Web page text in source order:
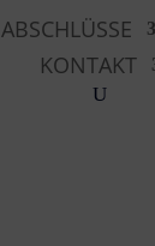
ABSCHLÜSSE
KONTAKT